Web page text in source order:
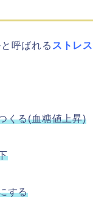
呼ばれる ストレ
くる(血糖値上昇)
する